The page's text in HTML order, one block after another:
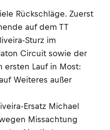
Rückschläge. Zuerst
auf dem TT
Sturz im
Circuit sowie der
ersten Lauf in Most:
Weiteres außer
Ersatz Michael
Missachtung